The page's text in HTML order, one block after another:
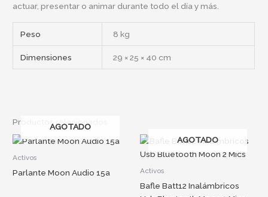
actuar, presentar o animar durante todo el día y más.
Peso 8 kg
Dimensiones 29 × 25 × 40 cm
Productos relacionados
AGOTADO
Activos
Parlante Moon Audio 15a
AGOTADO
Activos
Bafle Batt12 Inalámbricos